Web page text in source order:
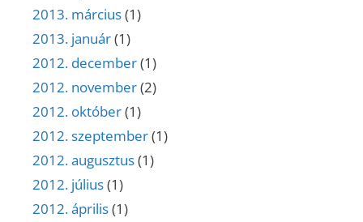
2013. március(1)
2013. január(1)
2012. december(1)
2012. november(2)
2012. október(1)
2012. szeptember(1)
2012. augusztus(1)
2012. július(1)
2012. április(1)